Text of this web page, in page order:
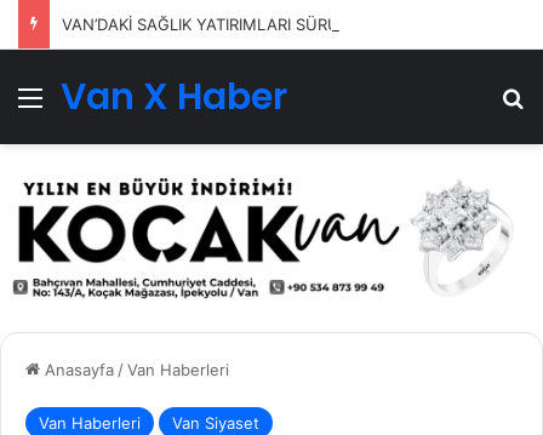
VAN’DAKİ SAĞLIK YATIRIMLARI SÜRÜYOR
Menü
Van X Haber
Anasayfa/Van Haberleri
Van Haberleri Van Siyaset